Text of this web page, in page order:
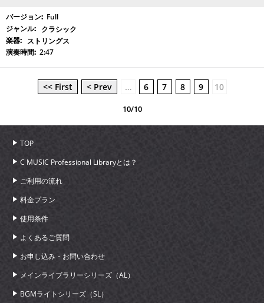
Full
クラシック
ストリングス
2:47
<< First < Prev … 6 7 8 9 10
10/10
TOP
C MUSIC Professional Libraryとは？
ご利用の流れ
料金プラン
使用条件
よくあるご質問
お申し込み・お問い合わせ
メインライブラリーシリーズ（AL）
BGMライトシリーズ（SL）